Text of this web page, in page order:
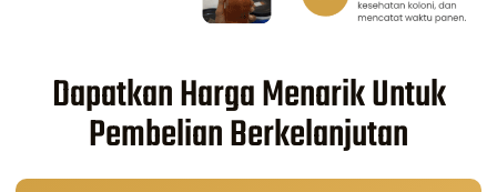
Dapatkan Harga Menarik Untuk
Pembelian Berkelanjutan